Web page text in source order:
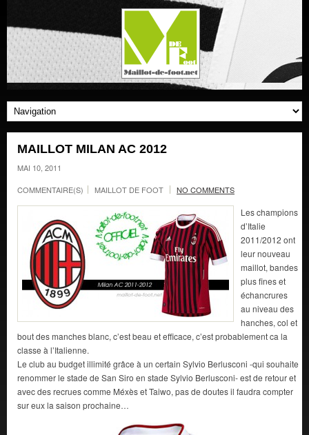
MAILLOT MILAN AC 2012
MAI 10, 2011
COMMENTAIRE(S)
MAILLOT DE FOOT NO COMMENTS
Les champions
d’Italie
2011/2012 ont
leur nouveau
maillot, bandes
plus fines et
échancrures
au niveau des
hanches, col et
bout des manches blanc, c’est beau et efficace, c’est probablement ca la
classe à l’Italienne.
Le club au budget illimité grâce à un certain Sylvio Berlusconi -qui souhaite
renommer le stade de San Siro en stade Sylvio Berlusconi- est de retour et
avec des recrues comme Méxès et Taiwo, pas de doutes il faudra compter
sur eux la saison prochaine…